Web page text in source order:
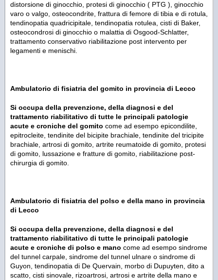
distorsione di ginocchio, protesi di ginocchio ( PTG ), ginocchio
varo o valgo, osteocondrite, frattura di femore di tibia e di rotula,
tendinopatia quadricipitale, tendinopatia rotulea, cisti di Baker,
osteocondrosi di ginocchio o malattia di Osgood-Schlatter,
trattamento conservativo riabilitazione post intervento per
legamenti e menischi.
Ambulatorio di fisiatria del gomito in provincia di Lecco
Si occupa della prevenzione, della diagnosi e del
trattamento riabilitativo di tutte le principali patologie
acute e croniche del gomito come ad esempo epicondilite,
epitrocleite, tendinite del bicipite brachiale, tendinite del tricipite
brachiale, artrosi di gomito, artrite reumatoide di gomito, protesi
di gomito, lussazione e fratture di gomito, riabilitazione post-
chirurgia di gomito.
Ambulatorio di fisiatria del polso e della mano in provincia
di Lecco
Si occupa della prevenzione, della diagnosi e del
trattamento riabilitativo di tutte le principali patologie
acute e croniche di polso e mano come ad esempo sindrome
del tunnel carpale, sindrome del tunnel ulnare o sindrome di
Guyon, tendinopatia di De Quervain, morbo di Dupuyten, dito a
scatto, cisti sinovale, rizoartrosi, artrosi e artrite della mano e